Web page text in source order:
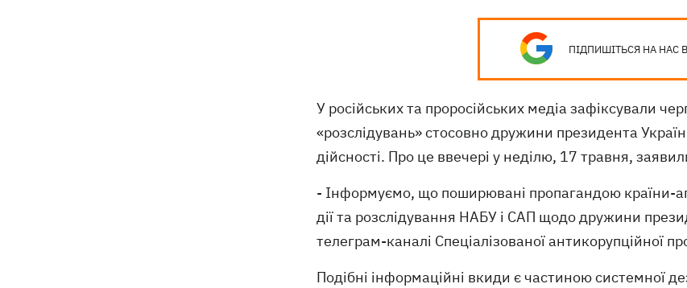
ПІДПИШІТЬСЯ НА НАС В
У російських та проросійських медіа зафіксували
«розслідувань» стосовно дружини президента
дійсності. Про це ввечері у неділю, 17 травня,
- Інформуємо, що поширювані пропагандою країни-
дії та розслідування НАБУ і САП щодо дружини
телеграм-каналі Спеціалізованої антикорупційної
Подібні інформаційні вкиди є частиною системної